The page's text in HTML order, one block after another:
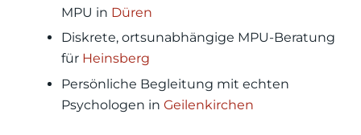
MPU in Düren
Diskrete, ortsunabhängige MPU-Beratung
für Heinsberg
Persönliche Begleitung mit echten
Psychologen in Geilenkirchen